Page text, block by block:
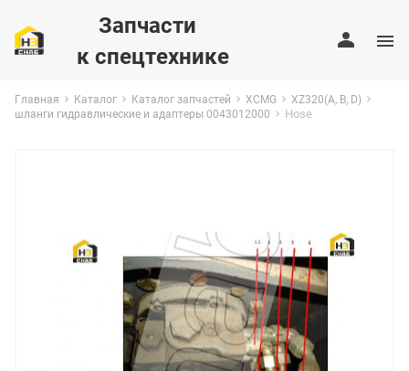
Запчасти
к спецтехнике
Главная Каталог Каталог запчастей XCMG
XZ320(A, B, D)
шланги гидравлические и адаптеры 0043012000
Hose